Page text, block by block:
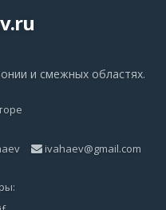
и смежных областях.
ivahaev@gmail.com